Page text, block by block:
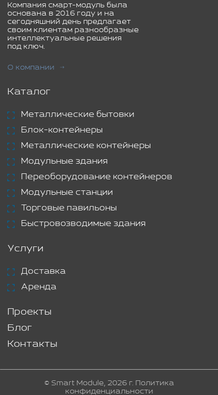
Компания смарт-модуль была
основана в 2016 году и на
сегодняшний день предлагает
своим клиентам разнообразные
интеллектуальные решения
под ключ.
О компании
Каталог
Металлические бытовки
Блок-контейнеры
Металлические контейнеры
Модульные здания
Переоборудование контейнеров
Модульные станции
Торговые павильоны
Быстровозводимые здания
Услуги
Доставка
Аренда
Проекты
Блог
Контакты
© Smart Module, 2026 г. Политика
конфиденциальности